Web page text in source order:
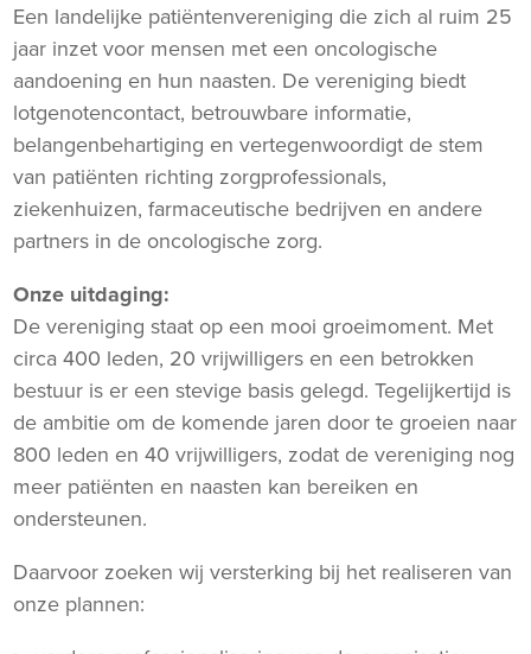
Een landelijke patiëntenvereniging die zich al ruim 25
jaar inzet voor mensen met een oncologische
aandoening en hun naasten. De vereniging biedt
lotgenotencontact, betrouwbare informatie,
belangenbehartiging en vertegenwoordigt de stem
van patiënten richting zorgprofessionals,
ziekenhuizen, farmaceutische bedrijven en andere
partners in de oncologische zorg.
Onze uitdaging:
De vereniging staat op een mooi groeimoment. Met
circa 400 leden, 20 vrijwilligers en een betrokken
bestuur is er een stevige basis gelegd. Tegelijkertijd is
de ambitie om de komende jaren door te groeien naar
800 leden en 40 vrijwilligers, zodat de vereniging nog
meer patiënten en naasten kan bereiken en
ondersteunen.
Daarvoor zoeken wij versterking bij het realiseren van
onze plannen: